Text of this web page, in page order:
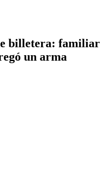
billetera: familiar
un arma